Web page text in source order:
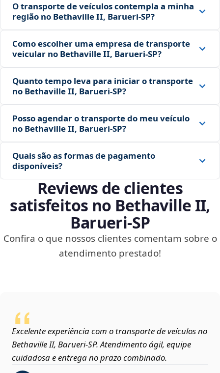
O transporte de veículos contempla a minha
região no Bethaville II, Barueri‑SP?
Como escolher uma empresa de transporte
veicular no Bethaville II, Barueri‑SP?
Quanto tempo leva para iniciar o transporte
no Bethaville II, Barueri‑SP?
Posso agendar o transporte do meu veículo
no Bethaville II, Barueri‑SP?
Quais são as formas de pagamento
disponíveis?
Reviews de clientes
satisfeitos no Bethaville II,
Barueri‑SP
Confira o que nossos clientes comentam sobre o
atendimento prestado!
Excelente experiência com o transporte de veículos no
Bethaville II, Barueri‑SP. Atendimento ágil, equipe
cuidadosa e entrega no prazo combinado.